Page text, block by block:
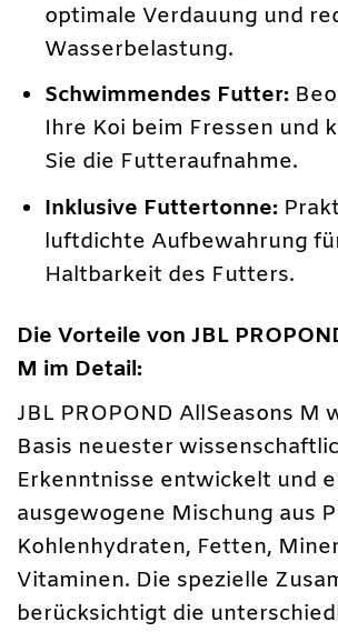
optimale Verdauung und
Wasserbelastung.
Schwimmendes Futter:
Ihre Koi beim Fressen und
Sie die Futteraufnahme.
Inklusive Futtertonne:
luftdichte Aufbewahrung
Haltbarkeit des Futters.
Die Vorteile von JBL
M im Detail:
JBL PROPOND AllSeasons M
Basis neuester
Erkenntnisse entwickelt und
ausgewogene Mischung aus
Kohlenhydraten, Fetten,
Vitaminen. Die spezielle
berücksichtigt die